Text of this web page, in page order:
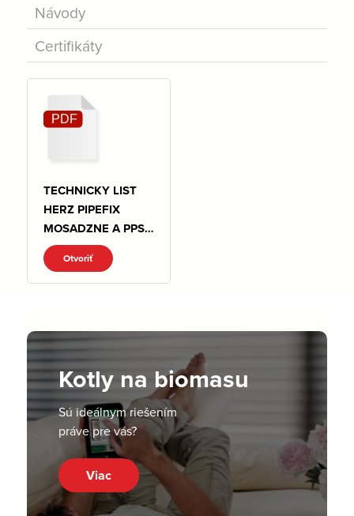
Návody
Certifikáty
TECHNICKY LIST
HERZ PIPEFIX
MOSADZNE A PPSU
TVAROVKY.pdf
Otvoriť
Kotly na biomasu
Sú ideálnym riešením
práve pre vás?
Viac